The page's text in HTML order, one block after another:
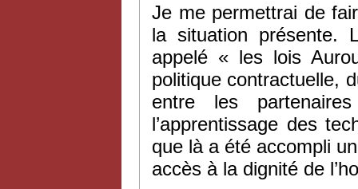
Je me permettrai de
la situation présente.
appelé « les lois
politique contractuelle,
entre les
l’apprentissage des
que là a été accompli
accès à la dignité de